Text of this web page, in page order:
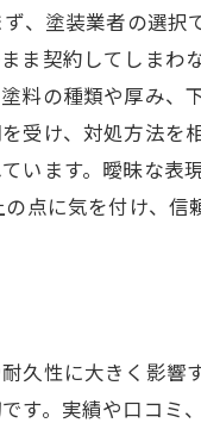
、塗装業者の選
ま契約してしま
料の種類や厚み、
受け、対処方法
います。曖昧な表
点に気を付け、
久性に大きく影響
す。実績や口コミ